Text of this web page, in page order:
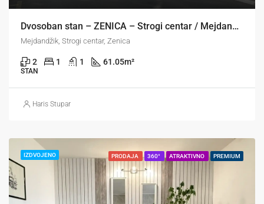
Dvosoban stan – ZENICA – Strogi centar / Mejdandžik
Mejdandžik, Strogi centar, Zenica
2 1 1 61.05m²
STAN
Haris Stupar
IZDVOJENO PRODAJA 360° ATRAKTIVNO PREMIUM